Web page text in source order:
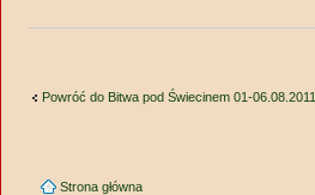
Powróć do Bitwa pod Świecinem 01-06.08.2011
Strona główna